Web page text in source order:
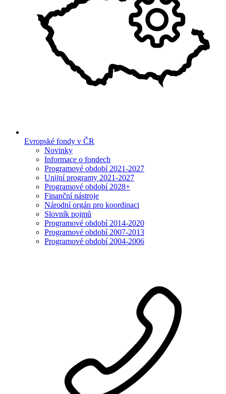
Evropské fondy v ČR
Novinky
Informace o fondech
Programové období 2021-2027
Unijní programy 2021-2027
Programové období 2028+
Finanční nástroje
Národní orgán pro koordinaci
Slovník pojmů
Programové období 2014-2020
Programové období 2007-2013
Programové období 2004-2006